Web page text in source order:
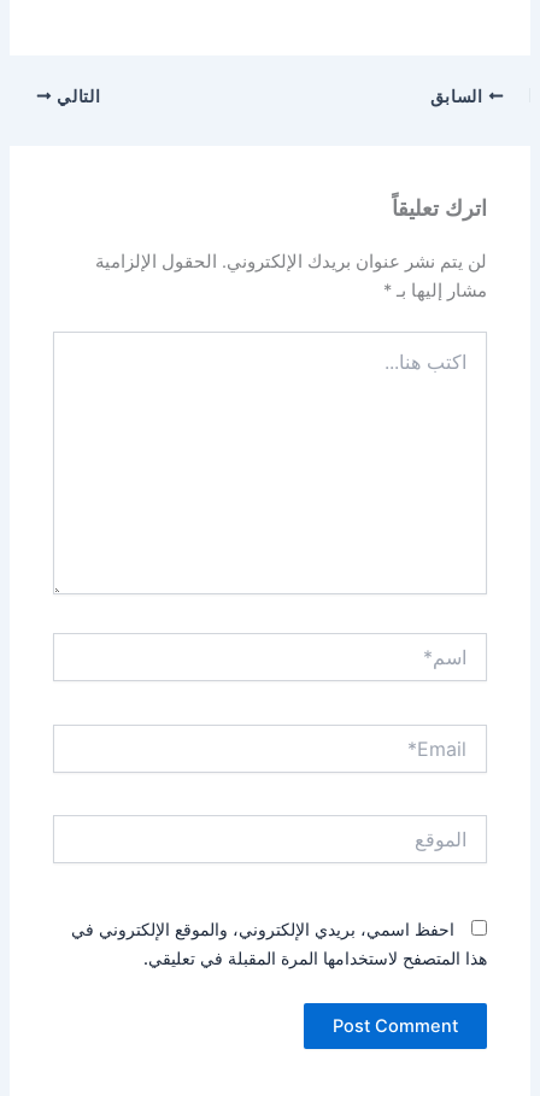
السابق التالي
اترك تعليقاً
لن يتم نشر عنوان بريدك الإلكتروني. الحقول الإلزامية
مشار إليها بـ*
هنا...
احفظ اسمي، بريدي الإلكتروني، والموقع الإلكتروني في
هذا المتصفح لاستخدامها المرة المقبلة في تعليقي.